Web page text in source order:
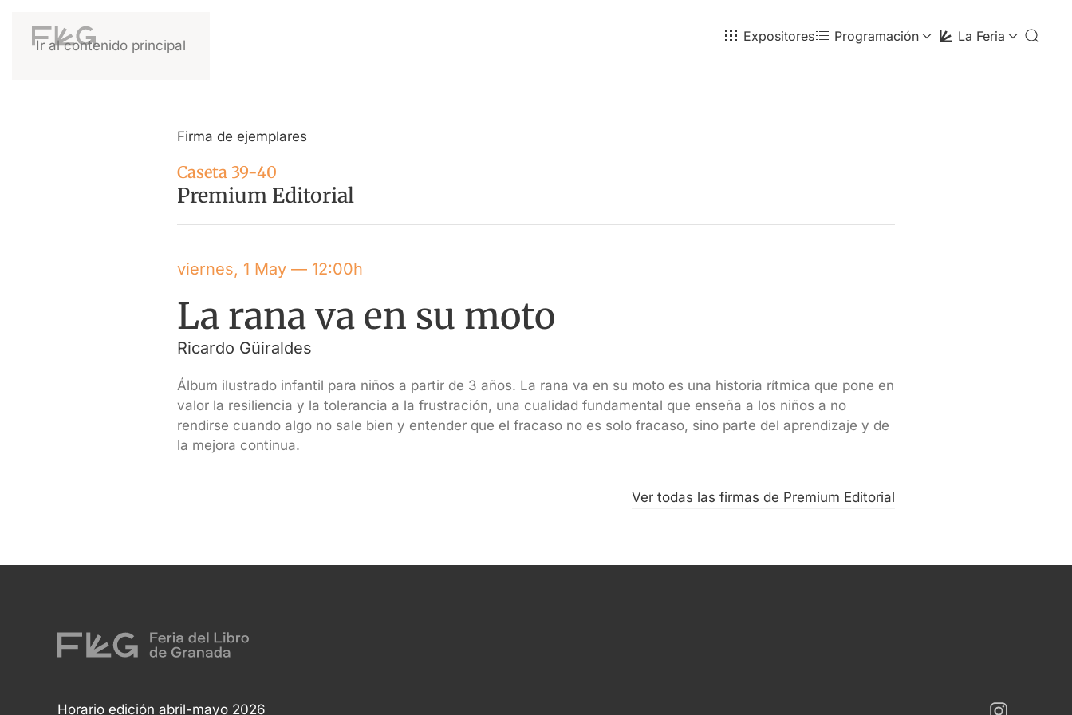
Ir al contenido principal
Expositores Programación La Feria
Firma de ejemplares
Caseta 39-40
Premium Editorial
viernes, 1 May — 12:00h
La rana va en su moto
Ricardo Güiraldes
Álbum ilustrado infantil para niños a partir de 3 años. La rana va en su moto es una historia rítmica que pone en
valor la resiliencia y la tolerancia a la frustración, una cualidad fundamental que enseña a los niños a no
rendirse cuando algo no sale bien y entender que el fracaso no es solo fracaso, sino parte del aprendizaje y de
la mejora continua.
Ver todas las firmas de Premium Editorial
Horario edición abril-mayo 2026